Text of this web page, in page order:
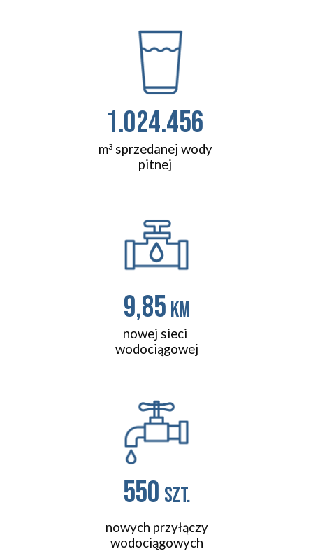
1.024.456
m3sprzedanej wody
pitnej
9,85 km
nowej sieci
wodociągowej
550 szt.
nowych przyłączy
wodociągowych